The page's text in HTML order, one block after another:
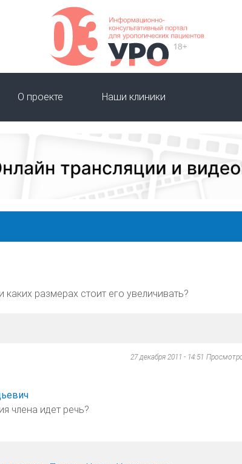
О проекте Наши клиники
размерах стоит его увеличивать?
27 декабря 2011 - 14:51
члена идет речь?